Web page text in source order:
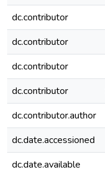
dc.contributor
dc.contributor
dc.contributor
dc.contributor
dc.contributor.author
dc.date.accessioned
dc.date.available